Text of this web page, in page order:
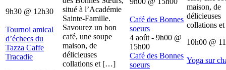
9h30 @ 12h30
Tournoi amical
d’échecs du
Tazza Caffe
Tracadie
situé à l’Académie
Sainte-Famille.
Savourez un bon
café, une soupe
maison, de
délicieuses
collations et […]
Café des Bonnes
soeurs
4 août - 9h00 @
15h00
Café des Bonnes
soeurs
maison, de
délicieuses
collations
10h00 @
Yoga sur